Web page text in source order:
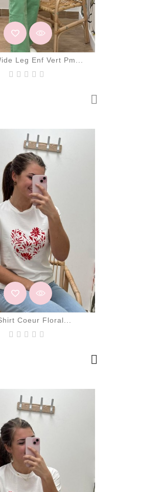
Leg Enf Vert Pm...
Coeur Floral...